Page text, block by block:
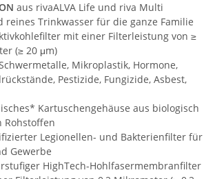
aus rivaALVA Life und riva Multi
reines Trinkwasser für die ganze Familie
mit einer Filterleistung von ≥
(≥ 20 μm)
Mikroplastik, Hormone,
Pestizide, Fungizide, Asbest,
Kartuschengehäuse aus biologisch
Rohstoffen
Legionellen- und Bakterienfilter für
Gewerbe
HighTech-Hohlfasermembranfilter